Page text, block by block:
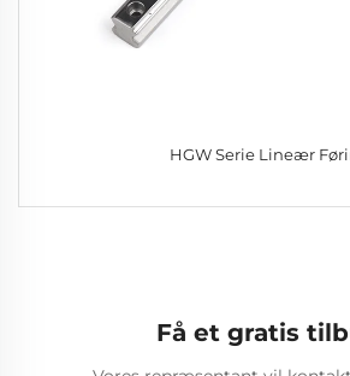
HGW Serie Lineær
Få et gratis